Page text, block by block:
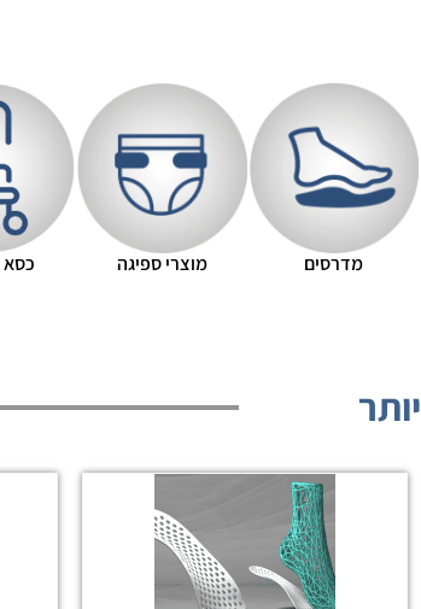
מדרסים
מוצרי ספיגה